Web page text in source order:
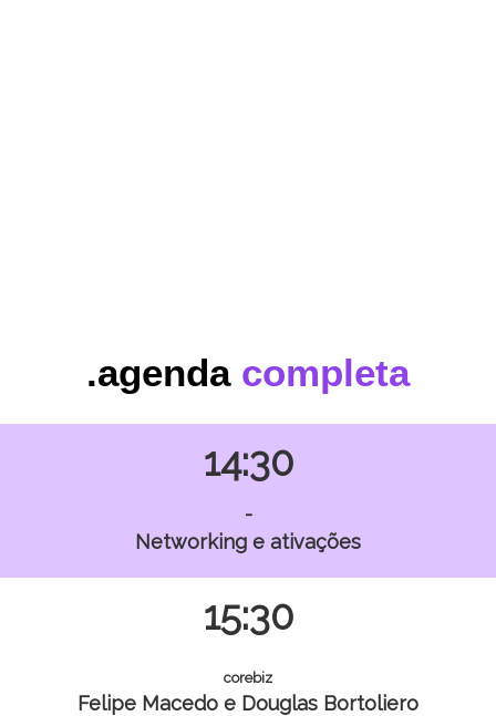
.agenda completa
14:30
-
Networking e ativações
15:30
corebiz
Felipe Macedo e Douglas Bortoliero